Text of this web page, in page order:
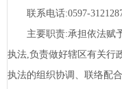
联系电话:0597-
主要职责:承担依法赋予
执法,负责做好辖区有关行
执法的组织协调、联络配